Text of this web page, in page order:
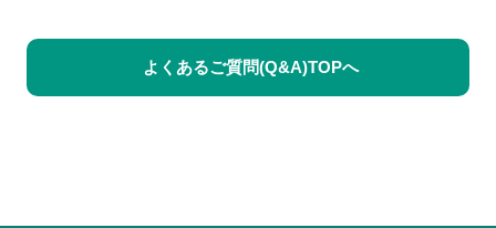
よくあるご質問(Q&A)TOPへ